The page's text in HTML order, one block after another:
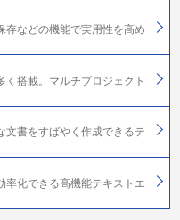
存などの機能で実用性を高め
搭載。マルチプロジェクト
文書をすばやく作成できるテ
率化できる高機能テキストエ